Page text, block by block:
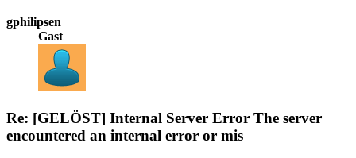
gphilipsen
Gast
Re: [GELÖST] Internal Server Error The server
encountered an internal error or mis